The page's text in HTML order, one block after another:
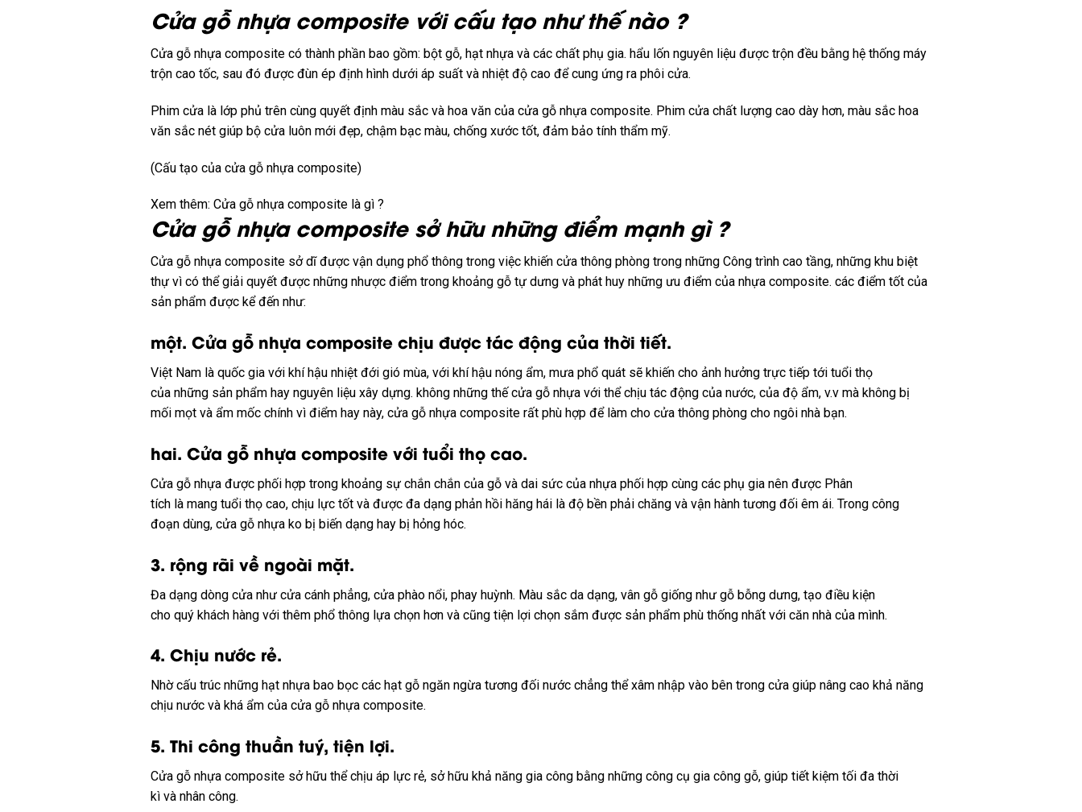
Cửa gỗ nhựa composite vớicấu tạo như thế nào ?
Cửa gỗ nhựa composite có thành phần bao gồm: bột gỗ, hạt nhựa và các chất phụ gia. hẩu lốn nguyên liệu được trộn đều bằng hệ thống máy
trộn cao tốc, sau đó được đùn ép định hình dưới áp suất và nhiệt độ cao đểcung ứng ra phôi cửa.
Phim cửa là lớp phủ trên cùng quyết định màu sắc và hoa văn của cửa gỗ nhựa composite. Phim cửa chất lượng cao dày hơn, màu sắc hoa
văn sắc nét giúp bộ cửa luôn mới đẹp, chậm bạc màu, chống xước tốt, đảm bảo tính thẩm mỹ.
(Cấu tạo của cửa gỗ nhựa composite)
Xem thêm: Cửa gỗ nhựa composite là gì ?
Cửa gỗ nhựa composite sở hữu những điểm mạnhgì ?
Cửa gỗ nhựa composite sở dĩ được vận dụng phổ thông trong việc khiến cửa thông phòng trong những Công trình cao tầng, những khu biệt
thự vì có thểgiải quyết được những nhược điểm trong khoảng gỗ tự dưng và phát huy những ưu điểm của nhựa composite. các điểm tốt của
sản phẩm được kể đến như:
một. Cửa gỗ nhựa composite chịu được tác động của thời tiết.
Việt Nam là quốc gia với khí hậu nhiệt đới gió mùa, với khí hậu nóng ẩm, mưa phổ quát sẽ khiến cho ảnh hưởng trực tiếp tới tuổi thọ
của những sản phẩm hay nguyên liệu xây dựng. không những thếcửa gỗ nhựa với thể chịu tác động của nước, của độ ẩm, v.v mà không bị
mối mọt và ẩm mốc chính vì điểm hay này, cửa gỗ nhựa composite rất phù hợp để làm cho cửa thông phòng cho ngôi nhà bạn.
hai. Cửa gỗ nhựa composite với tuổi thọ cao.
Cửa gỗ nhựa được phối hợp trong khoảng sự chắn chắn của gỗ và dai sức của nhựa phối hợp cùng các phụ gia nên được Phân
tích là mang tuổi thọ cao, chịu lực tốt và được đa dạng phản hồi hăng hái là độ bền phải chăng và vận hành tương đối êm ái. Trong công
đoạn dùng, cửa gỗ nhựa ko bị biến dạng hay bị hỏng hóc.
3. rộng rãi về ngoài mặt.
Đa dạng dòng cửa như cửa cánh phẳng, cửa phào nổi, phay huỳnh. Màu sắc da dạng, vân gỗ giống như gỗ bỗng dưng, tạo điều kiện
cho quý khách hàng với thêm phổ thông lựa chọn hơn và cũng tiện lợi chọn sắm được sản phẩm phù thống nhất với căn nhà của mình.
4. Chịu nước rẻ.
Nhờ cấu trúc những hạt nhựa bao bọc các hạt gỗ ngăn ngừa tương đối nước chẳng thể xâm nhập vào bên trong cửa giúp nâng cao khả năng
chịu nước và khá ẩm của cửa gỗ nhựa composite.
5. Thi công thuần tuý, tiện lợi.
Cửa gỗ nhựa composite sở hữu thể chịu áp lực rẻ, sở hữu khả năng gia công bằng những công cụ gia công gỗ, giúp tiết kiệm tối đa thời
kì và nhân công.